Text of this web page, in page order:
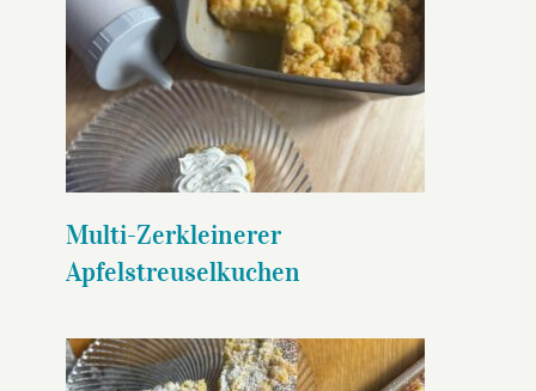
Multi-Zerkleinerer
Apfelstreuselkuchen
Multi-Zerkleinerer
Apfelstreuselkuchen